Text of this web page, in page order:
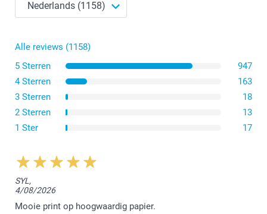
Wit (voorgeselecteerd)
Eco-bruin
Stevig Wit
Glinsterende enveloppen 120 g
Glinsterend Zilver
Glinsterend Wit
Glinsterend Blauw
Alle enveloppen hebben een puntklep
50+
Alle reviews (1158)
5 Sterren
947
4 Sterren
163
3 Sterren
18
2 Sterren
13
1 Ster
17
SYL,
4/08/2026
Mooie print op hoogwaardig papier.